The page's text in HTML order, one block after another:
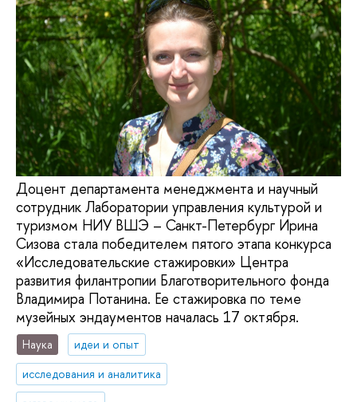
Доцент департамента менеджмента и научный
сотрудник Лаборатории управления культурой и
туризмом НИУ ВШЭ – Санкт-Петербург Ирина
Сизова стала победителем пятого этапа конкурса
«Исследовательские стажировки» Центра
развития филантропии Благотворительного фонда
Владимира Потанина. Ее стажировка по теме
музейных эндаументов началась 17 октября.
Наука
идеи и опыт
исследования и аналитика